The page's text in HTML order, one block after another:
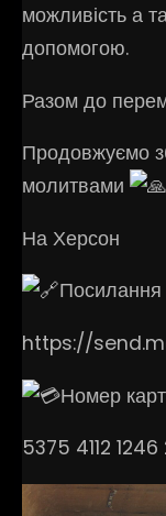
можливість а
допомогою.
Разом до
Продовжуємо
молитвами
На Херсон
Посилання
https://
Номер
5375 4112 1246